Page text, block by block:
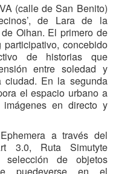
(calle de San Benito)
de Lara de la
de Oihan. El primero de
concebido
de historias que
entre soledad y
En la segunda
el espacio urbano a
en directo y
a través del
3.0, Ruta Simutyte
selección de objetos
puedeverse en el